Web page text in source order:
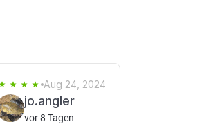
Aug 24, 2024
jo.angler
vor 8 Tagen